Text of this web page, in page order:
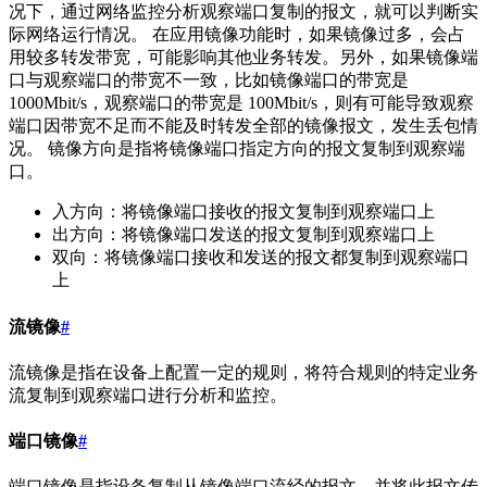
况下，通过网络监控分析观察端口复制的报文，就可以判断实
际网络运行情况。 在应用镜像功能时，如果镜像过多，会占
用较多转发带宽，可能影响其他业务转发。另外，如果镜像端
口与观察端口的带宽不一致，比如镜像端口的带宽是
1000Mbit/s，观察端口的带宽是 100Mbit/s，则有可能导致观察
端口因带宽不足而不能及时转发全部的镜像报文，发生丢包情
况。 镜像方向是指将镜像端口指定方向的报文复制到观察端
口。
入方向：将镜像端口接收的报文复制到观察端口上
出方向：将镜像端口发送的报文复制到观察端口上
双向：将镜像端口接收和发送的报文都复制到观察端口
上
流镜像#
流镜像是指在设备上配置一定的规则，将符合规则的特定业务
流复制到观察端口进行分析和监控。
端口镜像#